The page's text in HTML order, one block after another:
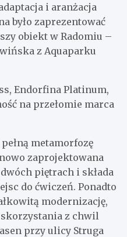
i aranżacja
było zaprezentować
obiekt w Radomiu –
z Aquaparku
Endorfina Platinum,
na przełomie marca
metamorfozę
zaprojektowana
piętrach i składa
do ćwiczeń. Ponadto
modernizację,
z chwil
przy ulicy Struga